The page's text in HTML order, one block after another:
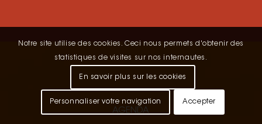
AGENDA
Notre site utilise des cookies. Ceci nous permets d'obtenir des
statistiques de visites sur nos internautes.
En savoir plus sur les cookies
Personnaliser votre navigation Accepter